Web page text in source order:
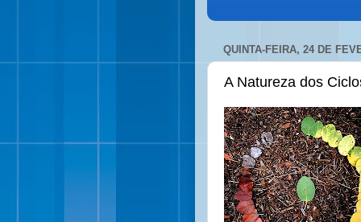
QUINTA-FEIRA, 24 DE
A Natureza dos